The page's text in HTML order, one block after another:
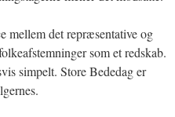
mellem det repræsentative og
som et redskab.
simpelt. Store Bededag er